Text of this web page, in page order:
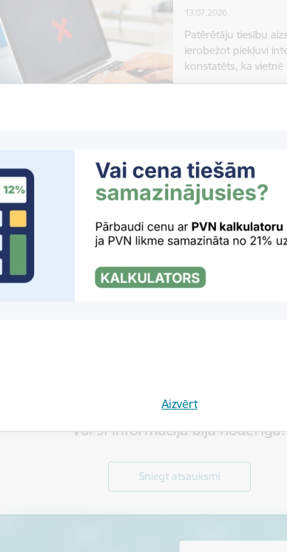
Aizvērt
13.07.2026.
Patērētāju tiesību
ierobežot piekļuvi
konstatēts, ka
03.07.2026.
Patērētāju tiesību
ierobežot piekļuvi
Brīdinājums
Vai šī informācija bija noderīga?
Sniegt atsauksmi